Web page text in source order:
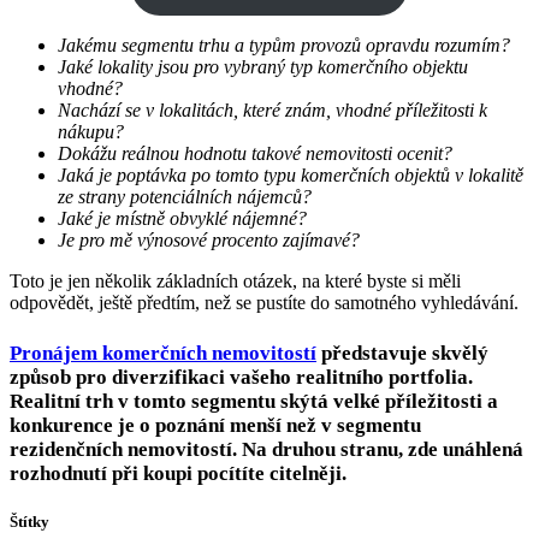
Jakému segmentu trhu a typům provozů opravdu rozumím?
Jaké lokality jsou pro vybraný typ komerčního objektu
vhodné?
Nachází se v lokalitách, které znám, vhodné příležitosti k
nákupu?
Dokážu reálnou hodnotu takové nemovitosti ocenit?
Jaká je poptávka po tomto typu komerčních objektů v lokalitě
ze strany potenciálních nájemců?
Jaké je místně obvyklé nájemné?
Je pro mě výnosové procento zajímavé?
Toto je jen několik základních otázek, na které byste si měli
odpovědět, ještě předtím, než se pustíte do samotného vyhledávání.
Pronájem komerčních nemovitostí představuje skvělý
způsob pro diverzifikaci vašeho realitního portfolia.
Realitní trh v tomto segmentu skýtá velké příležitosti a
konkurence je o poznání menší než v segmentu
rezidenčních nemovitostí. Na druhou stranu, zde unáhlená
rozhodnutí při koupi pocítíte citelněji.
Štítky